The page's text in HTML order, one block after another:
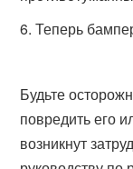
Теперь
Будьте
повредить его
возникнут